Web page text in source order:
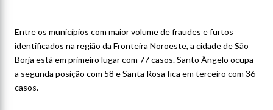
Entre os municípios com maior volume de fraudes e furtos
identificados na região da Fronteira Noroeste, a cidade de São
Borja está em primeiro lugar com 77 casos. Santo Ângelo ocupa
a segunda posição com 58 e Santa Rosa fica em terceiro com 36
casos.